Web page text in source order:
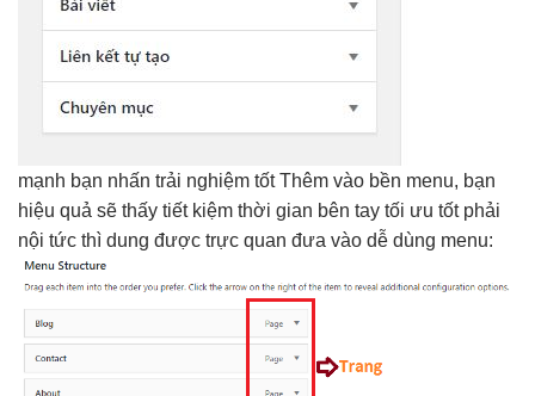
mạnh bạn nhấn trải nghiệm tốtThêm vào bền menu, bạn
hiệu quả sẽ thấy tiết kiệm thời gian bên tay tối ưu tốtphải
nội tức thì dung được trực quan đưa vào dễ dùng menu: